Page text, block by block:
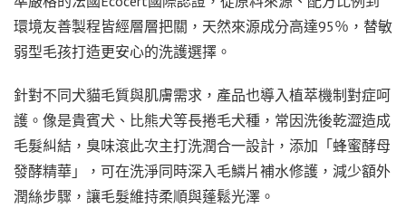
環境友善製程皆經層層把關，天然來源成分高達95％，替敏
弱型毛孩打造更安心的洗護選擇。
針對不同犬貓毛質與肌膚需求，產品也導入植萃機制對症呵
護。像是貴賓犬、比熊犬等長捲毛犬種，常因洗後乾澀造成
毛髮糾結，臭味滾此次主打洗潤合一設計，添加「蜂蜜酵母
發酵精華」，可在洗淨同時深入毛鱗片補水修護，減少額外
潤絲步驟，讓毛髮維持柔順與蓬鬆光澤。